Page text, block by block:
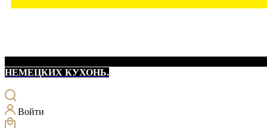
НЕМЕЦКИХ КУХОНЬ.
Войти